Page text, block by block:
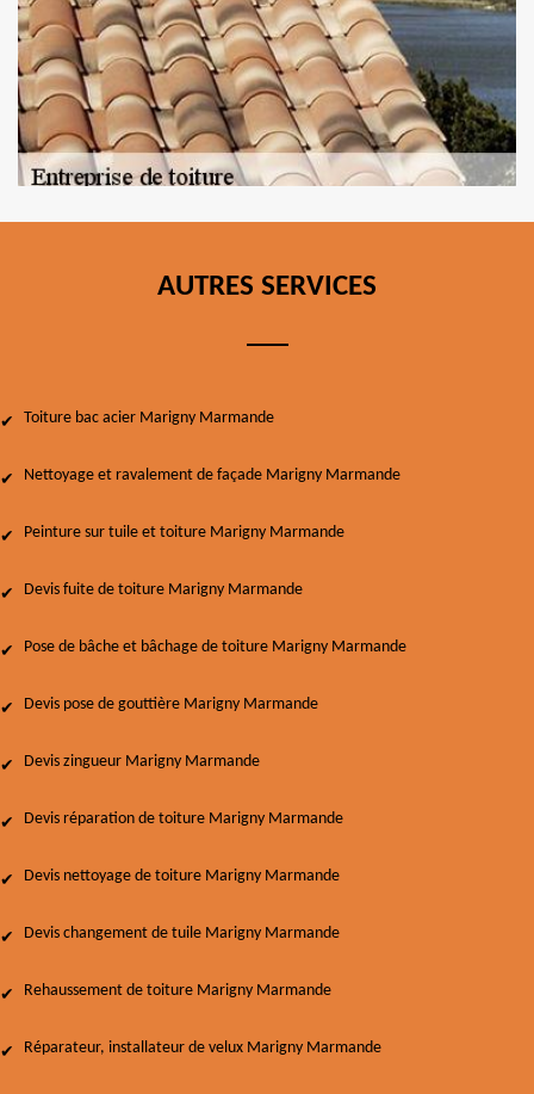
AUTRES SERVICES
Toiture bac acier Marigny Marmande
Nettoyage et ravalement de façade Marigny Marmande
Peinture sur tuile et toiture Marigny Marmande
Devis fuite de toiture Marigny Marmande
Pose de bâche et bâchage de toiture Marigny Marmande
Devis pose de gouttière Marigny Marmande
Devis zingueur Marigny Marmande
Devis réparation de toiture Marigny Marmande
Devis nettoyage de toiture Marigny Marmande
Devis changement de tuile Marigny Marmande
Rehaussement de toiture Marigny Marmande
Réparateur, installateur de velux Marigny Marmande